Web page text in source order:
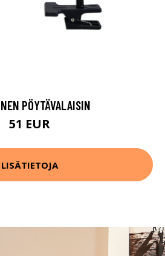
PÖYTÄVALAISIN
51 EUR
LISÄTIETOJA